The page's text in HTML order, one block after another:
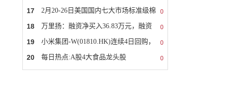
0
17 2月20-26日美国国内七大市场标准级棉
0
18 万里扬：融资净买入36.83万元，融资
0
19 小米集团-W(01810.HK)连续4日回购，
0
20
每日热点:A股4大食品龙头股
（2026/2/27）